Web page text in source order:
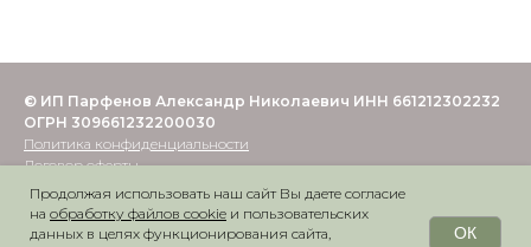
© ИП Парфенов Александр Николаевич ИНН 661212302232
ОГРН 309661232200030
Политика конфиденциальности
Договор оферты
ОПД - регистрационный номер 41864/66 от 31.05.2025
Продолжая использовать наш сайт Вы даете согласие
на обработку файлов cookie и пользовательских
данных в целях функционирования сайта,
ОК